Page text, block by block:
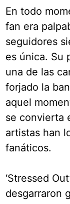
En todo
fan era
seguidores
es única. Su
una de las
forjado la
aquel
se convierta
artistas han
fanáticos.
‘Stressed
desgarraron